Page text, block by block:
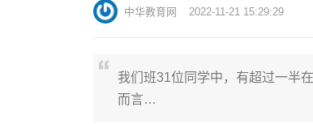
中华教育网 2022-11-21 15:29:29
我们班31位同学中，有超过一半
而言…